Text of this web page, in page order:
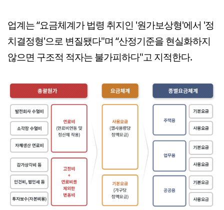
업계는 “요금체계가 법령 취지인 '원가보상형'에서 '정
치결정형'으로 변질됐다"며 “산정기준을 현실화하지
않으면 구조적 적자는 불가피하다"고 지적한다.